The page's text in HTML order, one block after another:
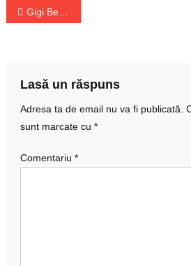
Navigare
Gigi Becali amuzat de demiterea lui Marius Sumudica
Lasă un răspuns
Adresa ta de email nu va fi publicată.
sunt marcate cu *
Comentariu *